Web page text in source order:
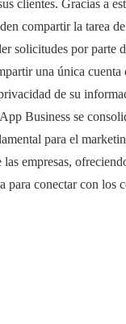
clientes. Gracias a
compartir la tarea
solicitudes por parte
una única
de su
Business se
para el
empresas,
para conectar con los